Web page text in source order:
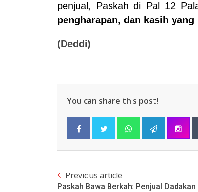
penjual, Paskah di Pal 12
pengharapan, dan kasih yang
(Deddi)
You can share this post!
Previous article
Paskah Bawa Berkah: Penjual Dadakan